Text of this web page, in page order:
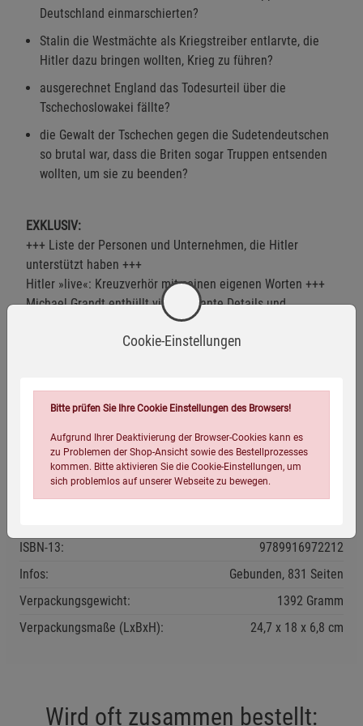
Deutschland einmarschierten?
Stalin die Westmächte als Kriegstreiber entlarvte, die
Hitler dazu bringen wollten, Krieg zu führen?
ausgerechnet England das Todesurteil über die
Tschechoslowakei fällte?
die Gewalt der Tschechen gegen die Sudetendeutschen
so brutal war, dass die Briten sogar Truppen entsenden
wollten, um sie zu beenden?
EXKLUSIV:
+++ Liste der Personen und Unternehmen, die Hitler
unterstützt haben +++
Hitler »live«: Kreuzverhör mit seinen eigenen Worten +++
Michael Grandt enthüllt viele brisante Details und
beleuchtet mit neuen Fakten, Dokumenten und
Zeugenaussagen, was Ihnen seit fast 80 Jahren
»Dieses Buch ist eine Provokation!«
Eigenschaften
ISBN-13:
9789916972212
Infos:
Gebunden, 831 Seiten
Verpackungsgewicht:
1392 Gramm
Verpackungsmaße (LxBxH):
24,7 18 6,8 cm
Wird oft zusammen bestellt:
Cookie-Einstellungen
Bitte prüfen Sie Ihre Cookie Einstellungen des Browsers!
Aufgrund Ihrer Deaktivierung der Browser-Cookies kann es
zu Problemen der Shop-Ansicht sowie des Bestellprozesses
kommen. Bitte aktivieren Sie die Cookie-Einstellungen, um
sich problemlos auf unserer Webseite zu bewegen.
Einstellungen speichern für die GruppeEinstellungen speichern für die Gruppe